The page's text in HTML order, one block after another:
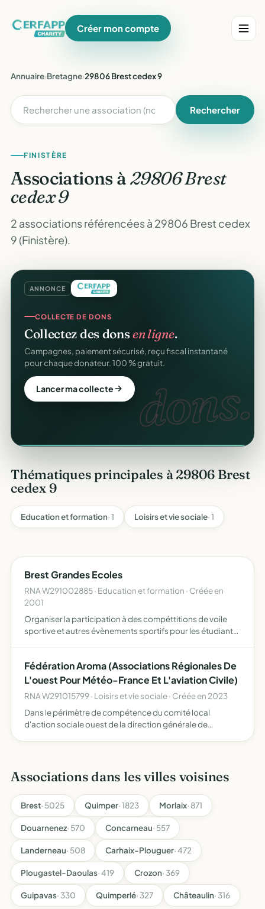
Créer mon compte
Annuaire›Bretagne›29806 Brest cedex 9
Rechercher
FINISTÈRE
Associations à29806 Brest
cedex 9
2 associations référencées à 29806 Brest cedex
9 (Finistère).
ANNONCE
GESTION D'ASSOCIATION
Gérez votre associationgratuitement
Membres, dons, événements, reçus — tout votre pilotage
au même endroit, sans rien payer.
Créer mon compte gratuit dons.
COLLECTE DE DONS
Collectez des donsen ligne.
Campagnes, paiement sécurisé, reçu fiscal instantané
pour chaque donateur. 100 % gratuit.
Lancer ma collecte
Thématiques principales à 29806 Brest
cedex 9
Education et formation· 1 Loisirs et vie sociale· 1
Brest Grandes Ecoles
RNA W291002885 · Education et formation · Créée en
2001
Organiser la participation à des compéttitions de voile
sportive et autres évènements sportifs pour les étudiants
Fédération Aroma (Associations Régionales De
L'ouest Pour Météo-France Et L'aviation Civile)
RNA W291015799 · Loisirs et vie sociale · Créée en 2023
Dans le périmètre de compétence du comité local
d'action sociale ouest de la direction générale de
Associations dans les villes voisines
Brest· 5025 Quimper· 1823 Morlaix· 871
Douarnenez· 570 Concarneau· 557
Landerneau· 508 Carhaix-Plouguer· 472
Plougastel-Daoulas· 419 Crozon· 369
Guipavas· 330 Quimperlé· 327 Châteaulin· 316